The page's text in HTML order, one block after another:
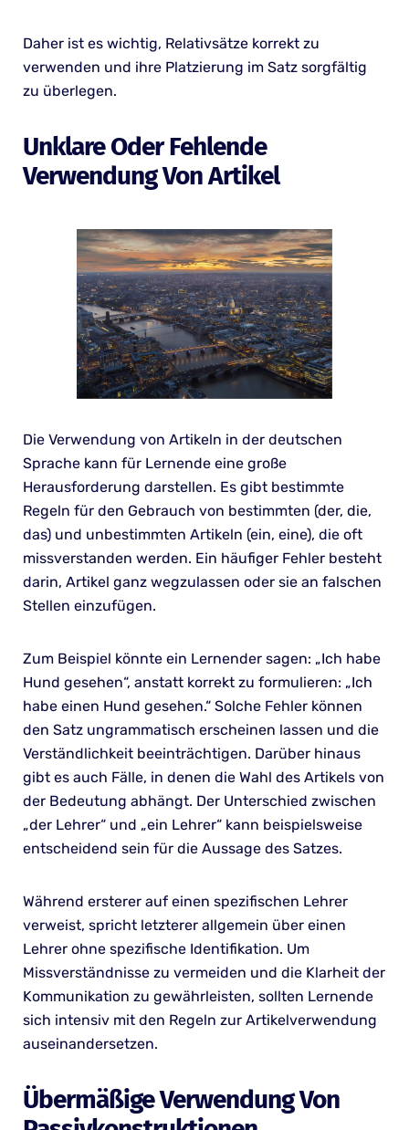
Daher ist es wichtig, Relativsätze korrekt zu
verwenden und ihre Platzierung im Satz sorgfältig
zu überlegen.
Unklare Oder Fehlende
Verwendung Von Artikel
Die Verwendung von Artikeln in der deutschen
Sprache kann für Lernende eine große
Herausforderung darstellen. Es gibt bestimmte
Regeln für den Gebrauch von bestimmten (der, die,
das) und unbestimmten Artikeln (ein, eine), die oft
missverstanden werden. Ein häufiger Fehler besteht
darin, Artikel ganz wegzulassen oder sie an falschen
Stellen einzufügen.
Zum Beispiel könnte ein Lernender sagen: „Ich habe
Hund gesehen“, anstatt korrekt zu formulieren: „Ich
habe einen Hund gesehen.“ Solche Fehler können
den Satz ungrammatisch erscheinen lassen und die
Verständlichkeit beeinträchtigen. Darüber hinaus
gibt es auch Fälle, in denen die Wahl des Artikels von
der Bedeutung abhängt. Der Unterschied zwischen
„der Lehrer“ und „ein Lehrer“ kann beispielsweise
entscheidend sein für die Aussage des Satzes.
Während ersterer auf einen spezifischen Lehrer
verweist, spricht letzterer allgemein über einen
Lehrer ohne spezifische Identifikation. Um
Missverständnisse zu vermeiden und die Klarheit der
Kommunikation zu gewährleisten, sollten Lernende
sich intensiv mit den Regeln zur Artikelverwendung
auseinandersetzen.
Übermäßige Verwendung Von